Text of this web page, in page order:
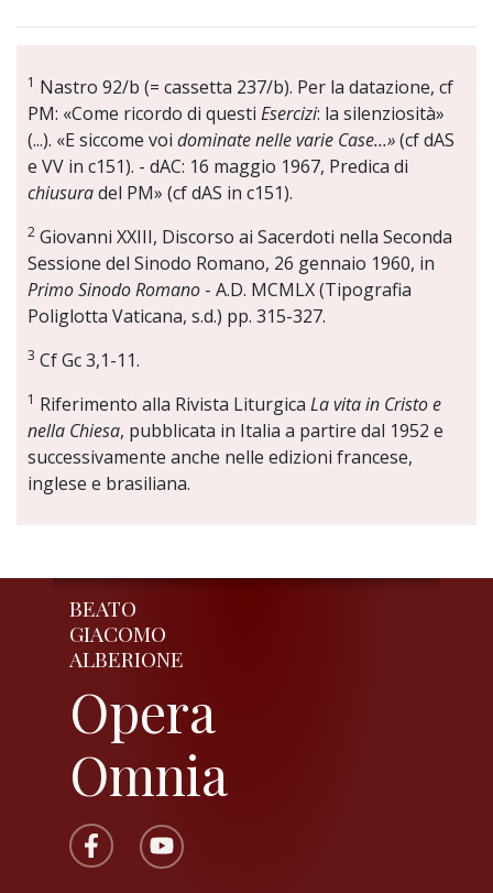
1 Nastro 92/b (= cassetta 237/b). Per la datazione, cf
PM: «Come ricordo di questi Esercizi: la silenziosità»
(...). «E siccome voi dominate nelle varie Case...»(cf dAS
e VV in c151). - dAC: 16 maggio 1967, Predica di
chiusuradel PM» (cf dAS in c151).
2 Giovanni XXIII, Discorso ai Sacerdoti nella Seconda
Sessione del Sinodo Romano, 26 gennaio 1960, in
Primo Sinodo Romano - A.D. MCMLX (Tipografia
Poliglotta Vaticana, s.d.) pp. 315-327.
3 Cf Gc 3,1-11.
1 Riferimento alla Rivista Liturgica La vita in Cristo e
nella Chiesa, pubblicata in Italia a partire dal 1952 e
successivamente anche nelle edizioni francese,
inglese e brasiliana.
BEATO
GIACOMO
ALBERIONE
Opera
Omnia